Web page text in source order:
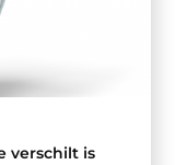
verschilt is